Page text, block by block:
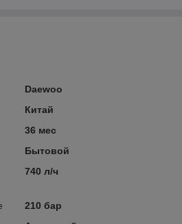
Daewoo
Китай
36 мес
Бытовой
740 л/ч
210 бар